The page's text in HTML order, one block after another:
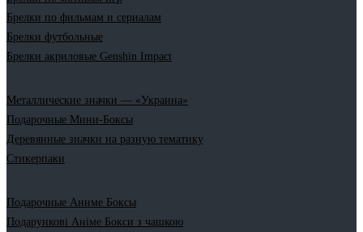
Брелки по фильмам и сериалам
Брелки футбольные
Брелки акриловые Genshin Impact
Металлические значки — «Украина»
Подарочные Мини-Боксы
Деревянные значки на разную тематику
Стикерпаки
Подарочные Аниме Боксы
Подарункові Аніме Бокси з чашкою